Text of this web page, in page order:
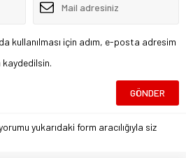
kullanılması için adım, e-posta adresim
kaydedilsin.
yukarıdaki form aracılığıyla siz